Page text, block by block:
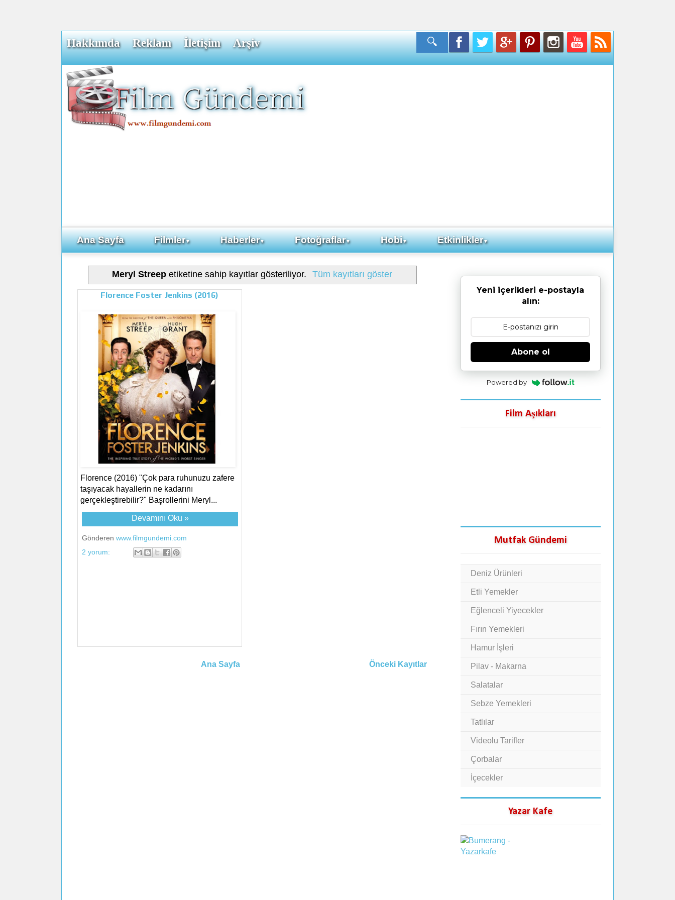
Hakkımda Reklam İletişim Arşiv
Ana Sayfa Filmler▼ Haberler▼ Fotoğraflar▼ Hobi▼ Etkinlikler▼
Meryl Streepetiketine sahip kayıtlar gösteriliyor. Tüm kayıtları göster
Florence Foster Jenkins (2016)
Florence (2016) "Çok para ruhunuzu zafere
taşıyacak hayallerin ne kadarını
gerçekleştirebilir?" Başrollerini Meryl...
Devamını Oku »
Gönderen www.filmgundemi.com
2 yorum:
Önceki Kayıtlar
Ana Sayfa
Yeni içerikleri e-postayla
alın:
Abone ol
Powered by
Film Aşıkları
Mutfak Gündemi
Deniz Ürünleri
Etli Yemekler
Eğlenceli Yiyecekler
Fırın Yemekleri
Hamur İşleri
Pilav - Makarna
Salatalar
Sebze Yemekleri
Tatlılar
Videolu Tarifler
Çorbalar
İçecekler
Yazar Kafe